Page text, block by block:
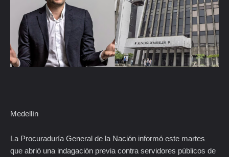
Medellín
La Procuraduría General de la Nación informó este martes
que abrió una indagación previa contra servidores públicos de